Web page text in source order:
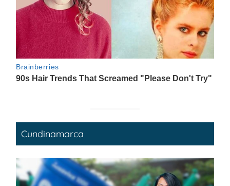
Cundinamarca